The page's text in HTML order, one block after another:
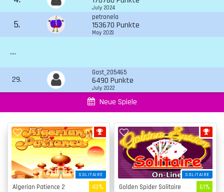
July 2024
5.
petronela
153670 Punkte
May 2023
....
29.
Gast_205465
6490 Punkte
July 2022
Neue Spiele
SOLITAIRE
Algerian Patience 2 43%
SOLITAIRE
Golden Spider Solitaire 61%